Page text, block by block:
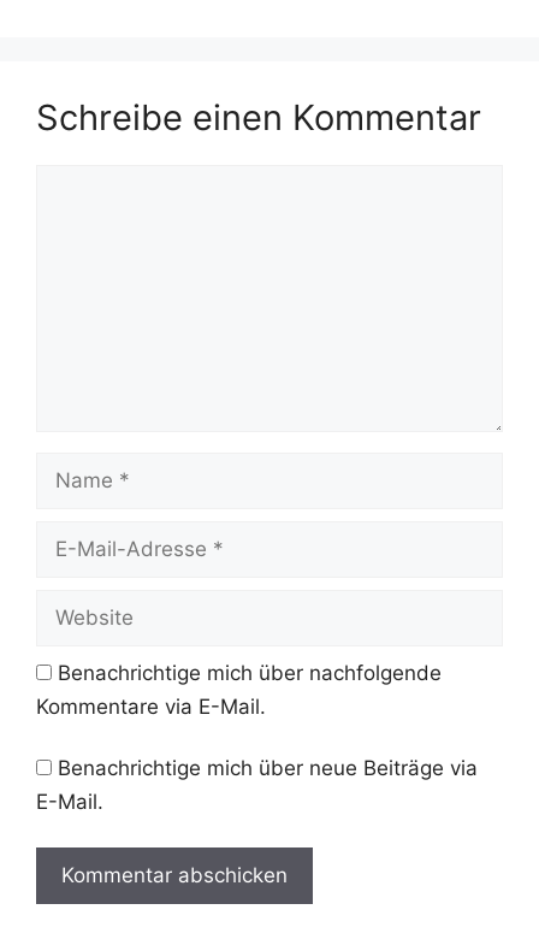
Schreibe einen Kommentar
Name
Website
Benachrichtige mich über nachfolgende
Kommentare via E-Mail.
Benachrichtige mich über neue Beiträge via
E-Mail.